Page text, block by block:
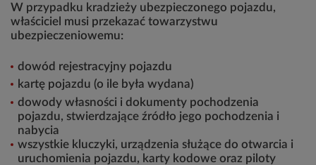
W przypadku kradzieży ubezpieczonego pojazdu,
właściciel musi przekazać towarzystwu
ubezpieczeniowemu:
dowód rejestracyjny pojazdu
kartę pojazdu (o ile była wydana)
dowody własności i dokumenty pochodzenia
pojazdu, stwierdzające źródło jego pochodzenia i
nabycia
wszystkie kluczyki, urządzenia służące do otwarcia i
uruchomienia pojazdu, karty kodowe oraz piloty